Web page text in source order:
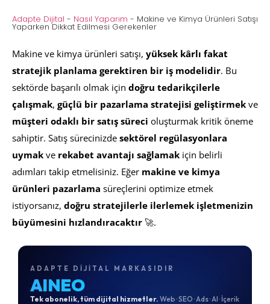
Adapte Dijital - Nasıl Yaparım - Makine ve Kimya Ürünleri Satışı
Yaparken Dikkat Edilmesi Gerekenler
Makine ve kimya ürünleri satışı, yüksek kârlı fakat
stratejik planlama gerektiren bir iş modelidir. Bu
sektörde başarılı olmak için doğru tedarikçilerle
çalışmak, güçlü bir pazarlama stratejisi geliştirmek ve
müşteri odaklı bir satış süreci oluşturmak kritik öneme
sahiptir. Satış sürecinizde sektörel regülasyonlara
uymak ve rekabet avantajı sağlamak için belirli
adımları takip etmelisiniz. Eğer makine ve kimya
ürünleri pazarlama süreçlerini optimize etmek
istiyorsanız, doğru stratejilerle ilerlemek işletmenizin
büyümesini hızlandıracaktır 🚀.
ADAPTE DIJITAL MARKASIDIR
AINEO
Tek abonelik, tüm dijital hizmetler. Web · SEO · Ads · AI · İçerik